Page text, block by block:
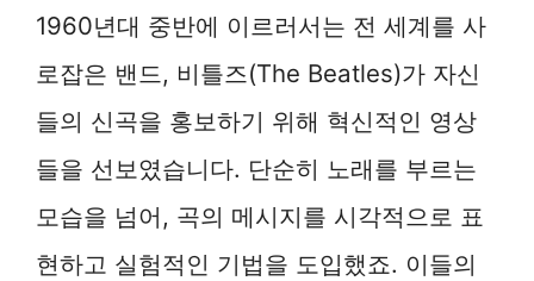
1960년대 중반에 이르러서는 전 세계를 사
로잡은 밴드, 비틀즈(The Beatles)가 자신
들의 신곡을 홍보하기 위해 혁신적인 영상
들을 선보였습니다. 단순히 노래를 부르는
모습을 넘어, 곡의 메시지를 시각적으로 표
현하고 실험적인 기법을 도입했죠. 이들의